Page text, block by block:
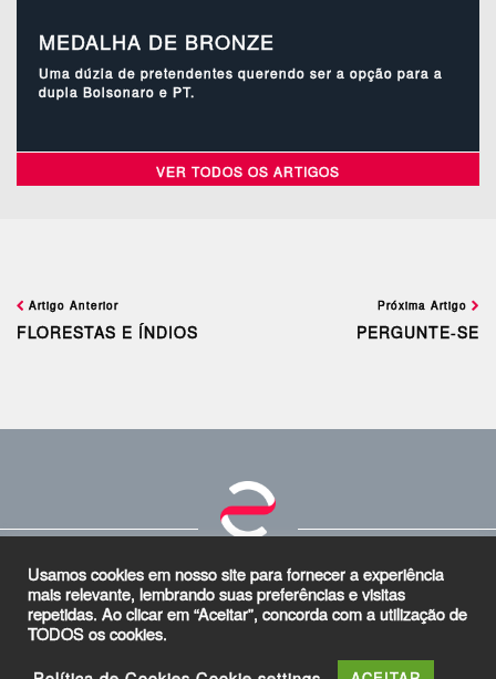
MEDALHA DE BRONZE
Uma dúzia de pretendentes querendo ser a opção para a
dupla Bolsonaro e PT.
VER TODOS OS ARTIGOS
Artigo Anterior
FLORESTAS E ÍNDIOS
Próxima Artigo
PERGUNTE-SE
PROMOÇÕES EVENTOS PROGRAMAÇÃO
ALEXANDRE GARCIA
QUEM SOMOS
CONTATO CADASTRAR POLÍTICA DE DADOS PESSOAIS - LGPD
Usamos cookies em nosso site para fornecer a experiência
mais relevante, lembrando suas preferências e visitas
repetidas. Ao clicar em “Aceitar”, concorda com a utilização de
TODOS os cookies.